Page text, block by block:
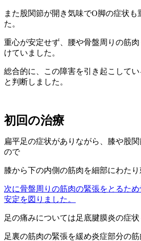
また股関節が開き気味でO脚の症状も
た。
重心が安定せず、腰や骨盤周りの筋
けていました。
総合的に、この障害を引き起こして
と判断しました。
初回の治療
扁平足の症状がありながら、膝や股
ので
膝から下の内側の筋肉を細部にわたり
次に骨盤周りの筋肉の緊張をとるた
安定を図りました。
足の痛みについては足底腱膜炎の症状
足裏の筋肉の緊張を緩め炎症部分の